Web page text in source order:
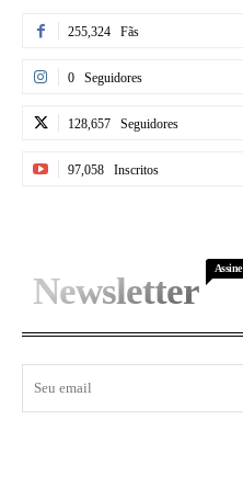
255,324 Fãs
0 Seguidores
128,657 Seguidores
97,058 Inscritos
Newsletter
Assine